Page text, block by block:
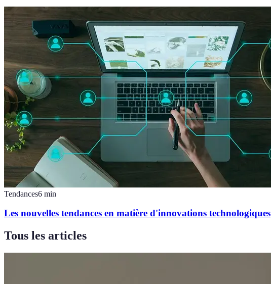
Tendances6 min
Les nouvelles tendances en matière d'innovations technologiques
Tous les articles